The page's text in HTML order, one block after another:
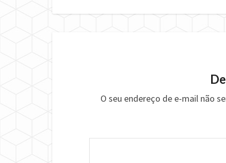
O seu endereço de e-mail não